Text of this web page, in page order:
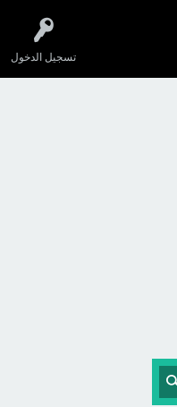
تسجيل الدخول